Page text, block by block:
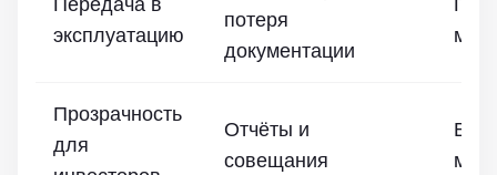
эксплуатацию
потеря
документации
Прозрачность
для
Отчёты и
совещания